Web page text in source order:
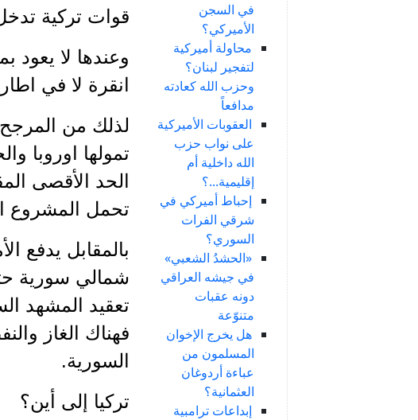
في السجن
الأميركي؟
محاولة أميركية
لتفجير لبنان؟
وحزب الله كعادته
مدافعاً
العقوبات الأميركية
على نواب حزب
الله داخلية أم
إقليمية...؟
إحباط أميركي في
شرقي الفرات
السوري؟
«الحشدُ الشعبي»
في جيشه العراقي
دونه عقبات
متنوّعة
هل يخرج الإخوان
المسلمون من
عباءة أردوغان
العثمانية؟
إبداعات ترامبية
قوات تركية
وعندها لا يعود
انقرة لا في
لذلك من
تمولها اوروبا
الحد الأقصى
تحمل المشروع
بالمقابل يدفع
شمالي سورية
تعقيد المشهد
فهناك الغاز
السورية.
تركيا إلى أين؟